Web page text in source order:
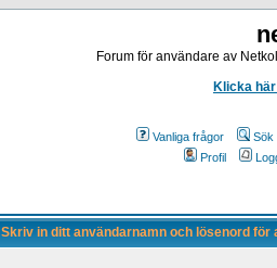
Forum för användare av
Klicka
Vanliga frågor Sök
Profil
Skriv in ditt användarnamn och lösenord för